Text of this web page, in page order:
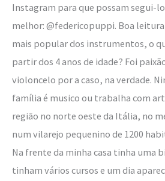
Instagram para que possam segui-
melhor: @federicopuppi. Boa
mais popular dos instrumentos, o
partir dos 4 anos de idade? Foi
violoncelo por a caso, na verdade.
família é musico ou trabalha com
região no norte oeste da Itália, no
num vilarejo pequenino de 1200
Na frente da minha casa tinha uma
tinham vários cursos e um dia